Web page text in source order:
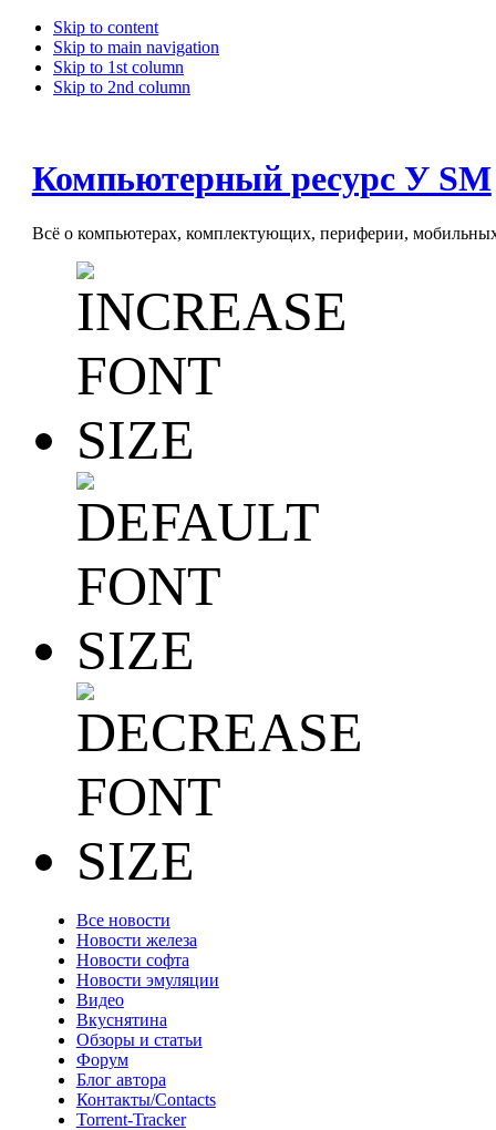
Skip to content
Skip to main navigation
Skip to 1st column
Skip to 2nd column
Компьютерный ресурс У SM
Всё о компьютерах, комплектующих, периферии, мобильных
Все новости
Новости железа
Новости софта
Новости эмуляции
Видео
Вкуснятина
Обзоры и статьи
Форум
Блог автора
Контакты/Contacts
Torrent-Tracker